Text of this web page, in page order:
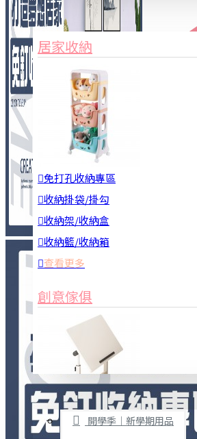
3C周邊
居家安全
居家清潔
查看更多
餐飲廚具
廚房收納
烘焙用具
隨身餐具
查看更多
文具禮品
家俱&收納
居家收納
免打孔收納專區
收納掛袋/掛勾
收納架/收納盒
收納籃/收納箱
查看更多
創意傢俱
桌子/椅子
限時促銷
開學季｜新學期用品